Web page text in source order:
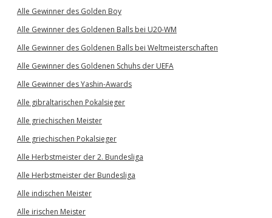
Alle Gewinner des Golden Boy
Alle Gewinner des Goldenen Balls bei U20-WM
Alle Gewinner des Goldenen Balls bei Weltmeisterschaften
Alle Gewinner des Goldenen Schuhs der UEFA
Alle Gewinner des Yashin-Awards
Alle gibraltarischen Pokalsieger
Alle griechischen Meister
Alle griechischen Pokalsieger
Alle Herbstmeister der 2. Bundesliga
Alle Herbstmeister der Bundesliga
Alle indischen Meister
Alle irischen Meister